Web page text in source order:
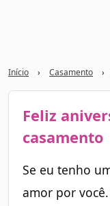
Início › Casamento ›
Feliz
casamento
Se eu tenho
amor por